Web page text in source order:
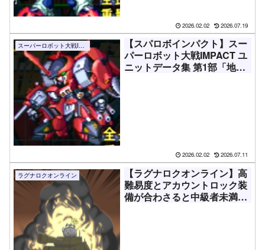
2026.02.02 2026.07.19
スーパーロボット大戦IMPACT
【スパロボインパクト】スー
パーロボット大戦IMPACT ユ
ニットデータ集 第1部「地上
2026.02.02 2026.07.11
ラグナロクオンライン
【ラグナロクオンライン】高
難易度とアカウントロック装
備が合わさると中級者未満は